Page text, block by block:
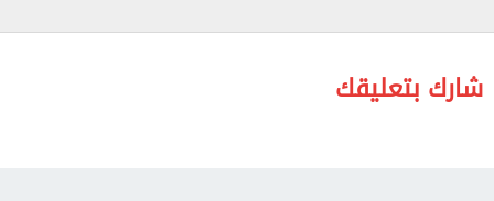
الإنسانية.
شارك بتعليقك